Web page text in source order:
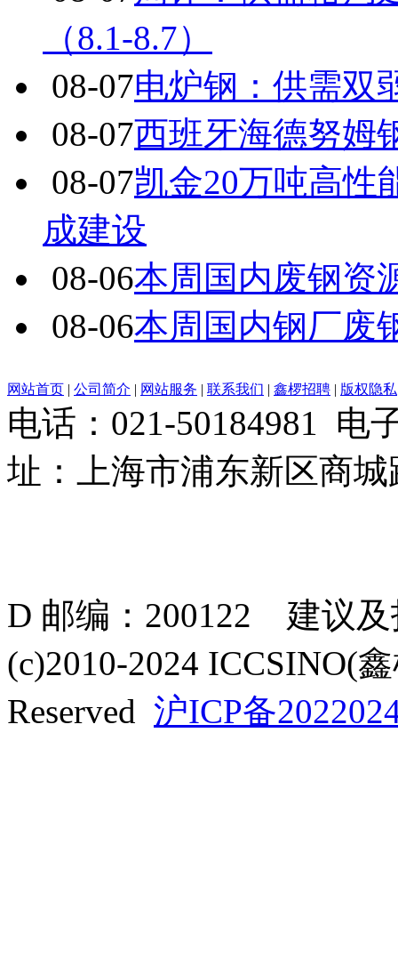
（8.1-8.7）
08-07电炉钢：供需双
08-07西班牙海德努姆
08-07凯金20万吨高性
成建设
08-06本周国内废钢资
08-06本周国内钢厂废
网站首页 | 公司简介 | 网站服务 | 联系我们 | 鑫椤招聘 | 版权隐私
电话：021-50184981 电
址：上海市浦东新区商
D 邮编：200122 建议
(c)2010-2024 ICCSINO(
Reserved 沪ICP备